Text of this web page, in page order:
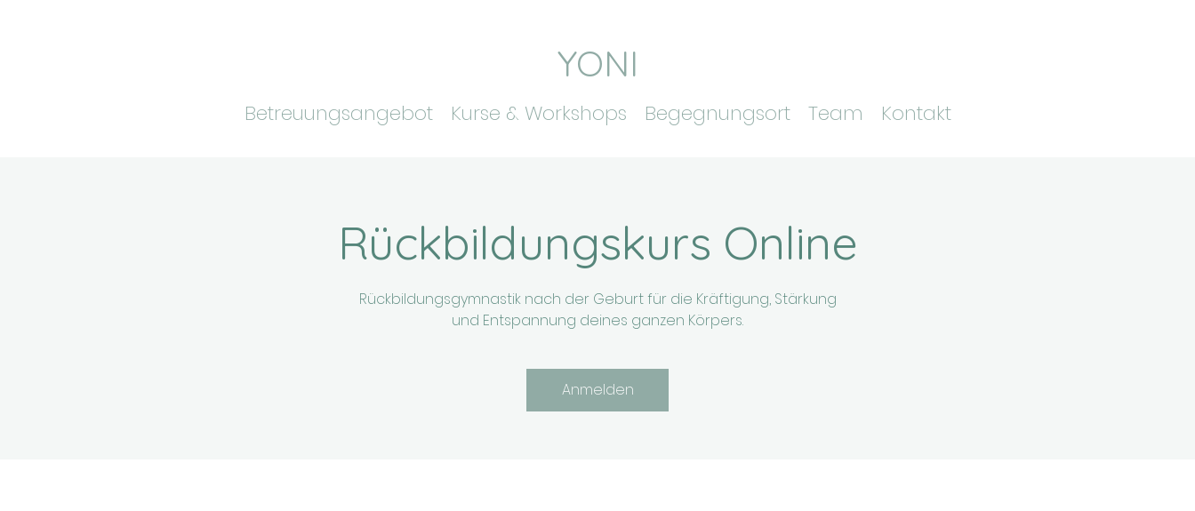
YONI
Betreuungsangebot Kurse & Workshops Begegnungsort Team Kontakt
Rückbildungskurs Online
Rückbildungsgymnastik nach der Geburt für die Kräftigung, Stärkung
und Entspannung deines ganzen Körpers.
Anmelden